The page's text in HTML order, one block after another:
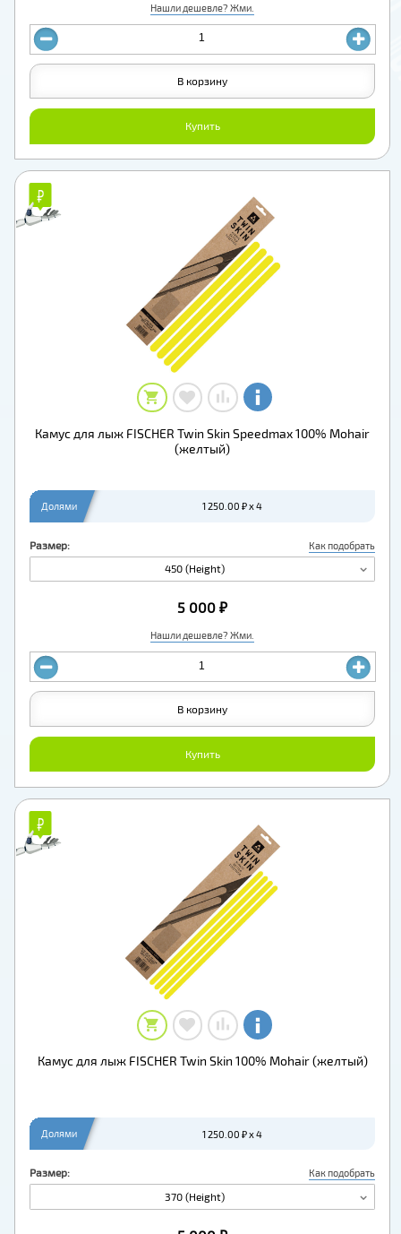
Нашли дешевле? Жми.
Купить
В корзину
₽
₽
Камус для лыж FISCHER Twin Skin Speedmax 100% Mohair
(желтый)
Долями 1 250.00 ₽ x 4
Размер: Как подобрать
450 (Height)
Нашли дешевле? Жми.
5 000 ₽
Купить
В корзину
₽
₽
Камус для лыж FISCHER Twin Skin 100% Mohair (желтый)
Долями 1 250.00 ₽ x 4
Размер: Как подобрать
370 (Height)